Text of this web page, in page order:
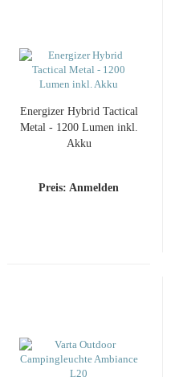
En­er­gi­zer Hy­brid Tac­ti­cal
Metal - 1200 Lumen inkl.
Akku
Preis: Anmelden